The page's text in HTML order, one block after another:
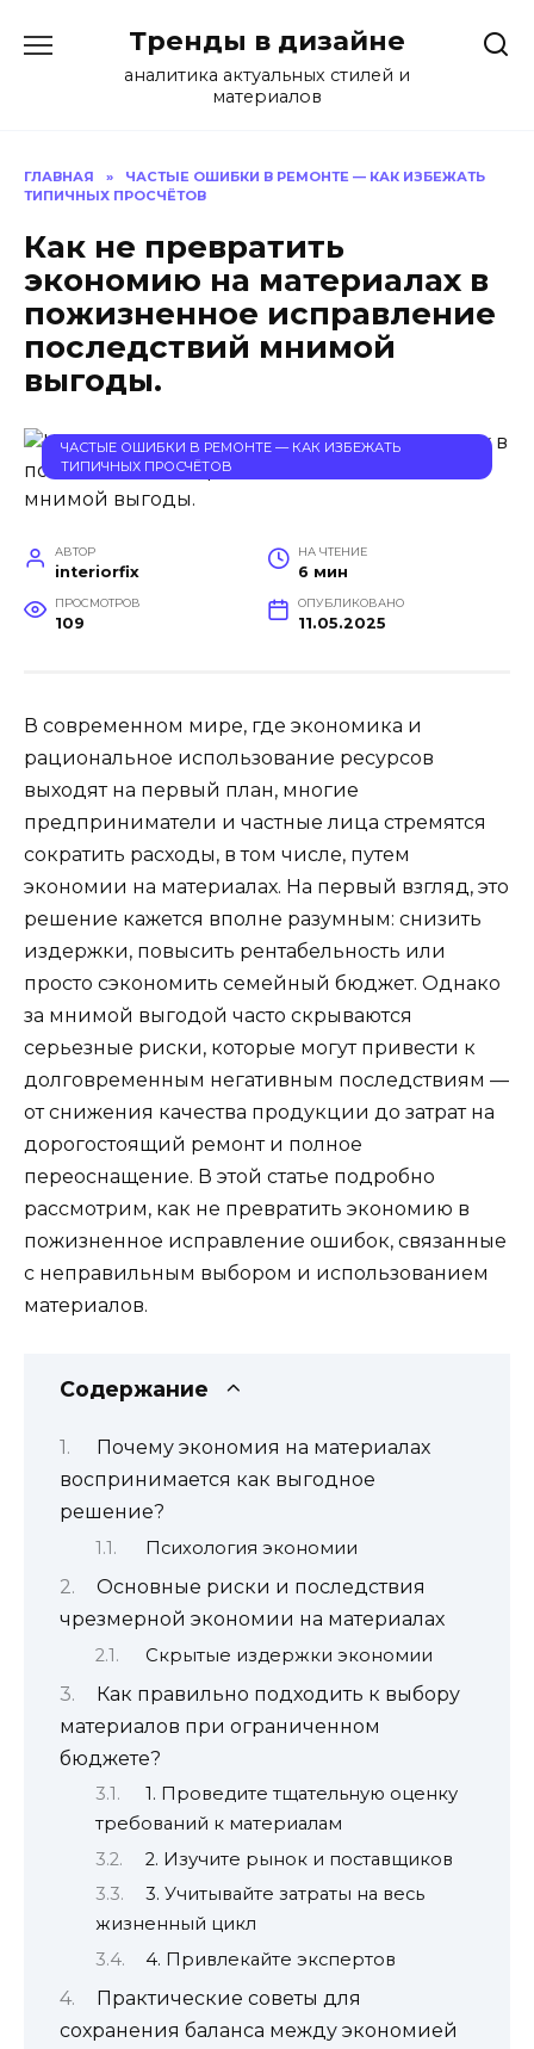
содержанию
Тренды в дизайне
аналитика актуальных стилей и
материалов
ГЛАВНАЯ »
ЧАСТЫЕ ОШИБКИ В РЕМОНТЕ — КАК ИЗБЕЖАТЬ
ТИПИЧНЫХ ПРОСЧЁТОВ
Как не превратить
экономию на материалах в
пожизненное исправление
последствий мнимой
выгоды.
ЧАСТЫЕ ОШИБКИ В РЕМОНТЕ — КАК ИЗБЕЖАТЬ
ТИПИЧНЫХ ПРОСЧЁТОВ
АВТОР
interiorfix
НА ЧТЕНИЕ
6 мин
ПРОСМОТРОВ
109
ОПУБЛИКОВАНО
11.05.2025
В современном мире, где экономика и
рациональное использование ресурсов
выходят на первый план, многие
предприниматели и частные лица стремятся
сократить расходы, в том числе, путем
экономии на материалах. На первый взгляд, это
решение кажется вполне разумным: снизить
издержки, повысить рентабельность или
просто сэкономить семейный бюджет. Однако
за мнимой выгодой часто скрываются
серьезные риски, которые могут привести к
долговременным негативным последствиям —
от снижения качества продукции до затрат на
дорогостоящий ремонт и полное
переоснащение. В этой статье подробно
рассмотрим, как не превратить экономию в
пожизненное исправление ошибок, связанные
с неправильным выбором и использованием
материалов.
Содержание
Почему экономия на материалах
воспринимается как выгодное
решение?
Психология экономии
Основные риски и последствия
чрезмерной экономии на материалах
Скрытые издержки экономии
Как правильно подходить к выбору
материалов при ограниченном
бюджете?
1. Проведите тщательную оценку
требований к материалам
2. Изучите рынок и поставщиков
3. Учитывайте затраты на весь
жизненный цикл
4. Привлекайте экспертов
Практические советы для
сохранения баланса между экономией